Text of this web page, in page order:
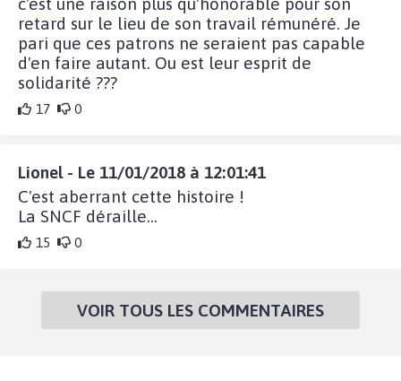
retard sur le lieu de son travail rémunéré. Je
pari que ces patrons ne seraient pas capable
d'en faire autant. Ou est leur esprit de
solidarité ???
17 0
Lionel - Le 11/01/2018 à 12:01:41
C'est aberrant cette histoire !
La SNCF déraille...
15 0
VOIR TOUS LES COMMENTAIRES